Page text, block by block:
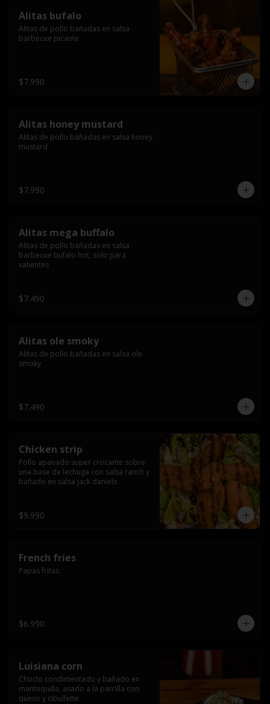
Alitas bufalo
Alitas de pollo bañadas en salsa
barbecue picante
$7.990
Alitas honey mustard
Alitas de pollo bañadas en salsa honey
mustard
$7.990
Alitas mega buffalo
Alitas de pollo bañadas en salsa
barbecue bufalo hot, solo para
valientes
$7.490
Alitas ole smoky
Alitas de pollo bañadas en salsa ole
smoky
$7.490
Chicken strip
Pollo apanado super crocante sobre
una base de lechuga con salsa ranch y
bañado en salsa jack daniels
$9.990
French fries
Papas fritas
$6.990
Luisiana corn
Choclo condimentado y bañado en
mantequilla, asado a la parrilla con
queso y cibullette